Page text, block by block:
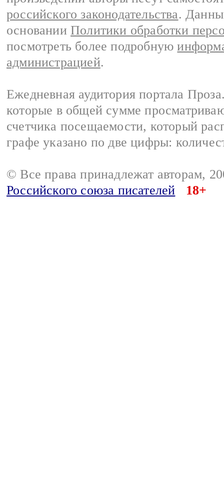
российского законодательства.
основании Политики обработки
посмотреть более подробную
администрацией.
Ежедневная аудитория портала
которые в общей сумме
счетчика посещаемости, который
графе указано по две цифры:
© Все права принадлежат авторам,
Российского союза писателей
18+